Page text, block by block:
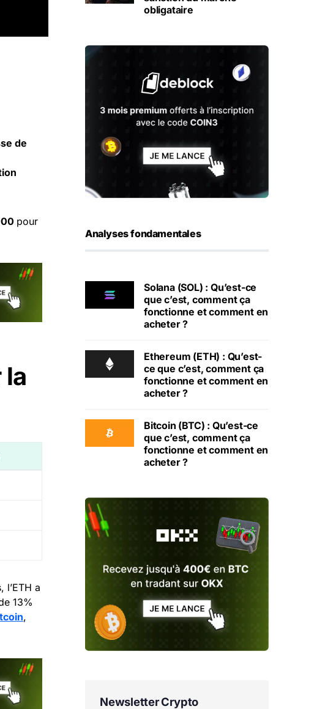
de
pour
la
l’ETH a
13%
,
obligataire
Analyses fondamentales
Solana (SOL) : Qu’est-ce
que c’est, comment ça
fonctionne et comment en
acheter ?
Ethereum (ETH) : Qu’est-
ce que c’est, comment ça
fonctionne et comment en
acheter ?
Bitcoin (BTC) : Qu’est-ce
que c’est, comment ça
fonctionne et comment en
acheter ?
Newsletter Crypto